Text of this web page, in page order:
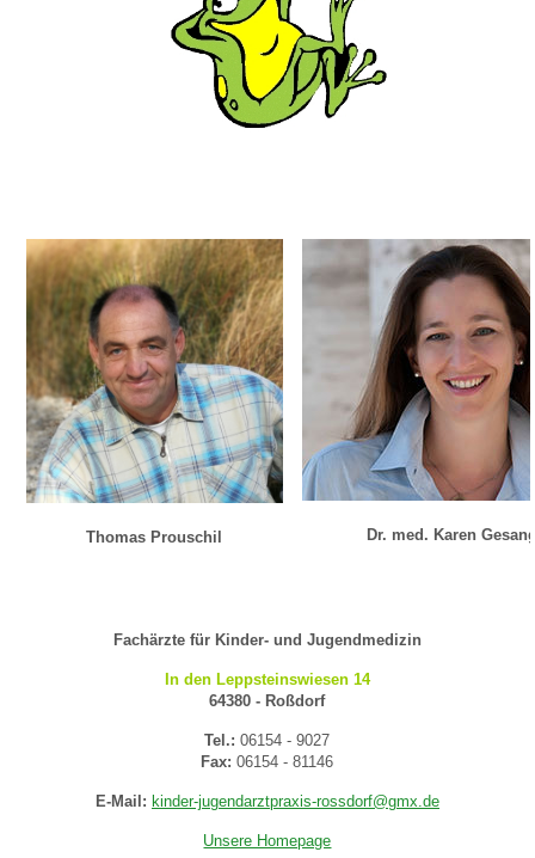
Thomas Prouschil Dr. med. Karen
Fachärzte für Kinder- und Jugendmedizin
In den Leppsteinswiesen 14
64380 - Roßdorf
Tel.: 06154 - 9027
Fax: 06154 - 81146
E-Mail: kinder-jugendarztpraxis-rossdorf@gmx.de
Unsere Homepage